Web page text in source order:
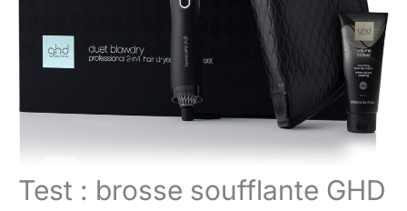
Test : brosse soufflante GHD